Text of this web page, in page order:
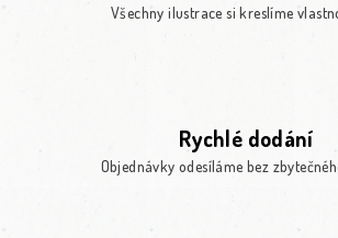
Všechny ilustrace si kreslíme
Rychlé dodání
Objednávky odesíláme bez